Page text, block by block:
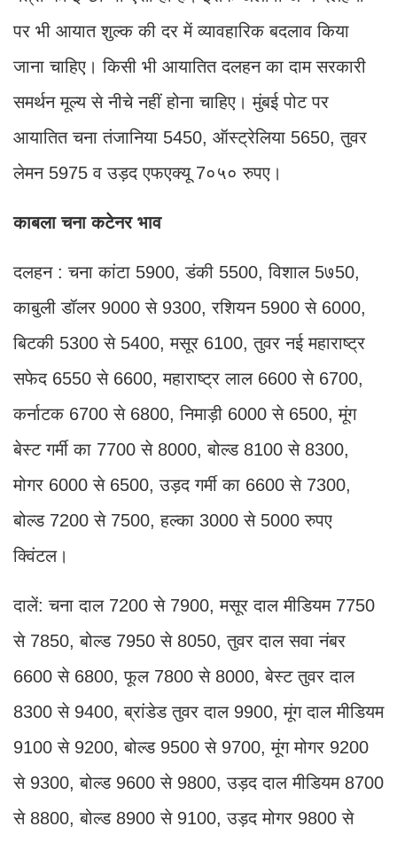
पर भी आयात शुल्क की दर में व्यावहारिक बदलाव किया
जाना चाहिए। किसी भी आयातित दलहन का दाम सरकारी
समर्थन मूल्य से नीचे नहीं होना चाहिए। मुंबई पोट पर
आयातित चना तंजानिया 5450, ऑस्ट्रेलिया 5650, तुवर
लेमन 5975 व उड़द एफएक्यू 7०५० रुपए।
काबला चना कटेनर भाव
दलहन : चना कांटा 5900, डंकी 5500, विशाल 5७50,
काबुली डॉलर 9000 से 9300, रशियन 5900 से 6000,
बिटकी 5300 से 5400, मसूर 6100, तुवर नई महाराष्ट्र
सफेद 6550 से 6600, महाराष्ट्र लाल 6600 से 6700,
कर्नाटक 6700 से 6800, निमाड़ी 6000 से 6500, मूंग
बेस्ट गर्मी का 7700 से 8000, बोल्ड 8100 से 8300,
मोगर 6000 से 6500, उड़द गर्मी का 6600 से 7300,
बोल्ड 7200 से 7500, हल्का 3000 से 5000 रुपए
क्विंटल।
दालें: चना दाल 7200 से 7900, मसूर दाल मीडियम 7750
से 7850, बोल्ड 7950 से 8050, तुवर दाल सवा नंबर
6600 से 6800, फूल 7800 से 8000, बेस्ट तुवर दाल
8300 से 9400, ब्रांडेड तुवर दाल 9900, मूंग दाल मीडियम
9100 से 9200, बोल्ड 9500 से 9700, मूंग मोगर 9200
से 9300, बोल्ड 9600 से 9800, उड़द दाल मीडियम 8700
से 8800, बोल्ड 8900 से 9100, उड़द मोगर 9800 से